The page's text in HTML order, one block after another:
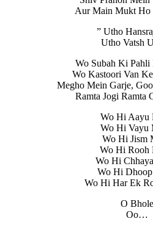
Aur Main Mukt Ho
” Utho
Utho Vatsh
Wo Subah Ki
Wo Kastoori Van
Megho Mein Garje,
Ramta Jogi Ramta
Wo Hi Aayu
Wo Hi Vayu
Wo Hi Jism
Wo Hi Rooh
Wo Hi
Wo Hi
Wo Hi Har Ek
O Bhole
Oo…